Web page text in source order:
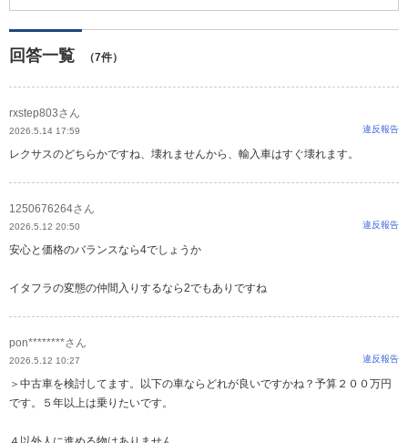
回答一覧 （7件）
rxstep803さん
2026.5.14 17:59 違反報告
レクサスのどちらかですね、壊れませんから、輸入車はすぐ壊れます。
1250676264さん
2026.5.12 20:50 違反報告
安心と価格のバランスなら4でしょうか
イタフラの変態の仲間入りするなら2でもありですね
pon********さん
2026.5.12 10:27 違反報告
＞中古車を検討してます。以下の車ならどれが良いですかね？予算２００万円
です。５年以上は乗りたいです。